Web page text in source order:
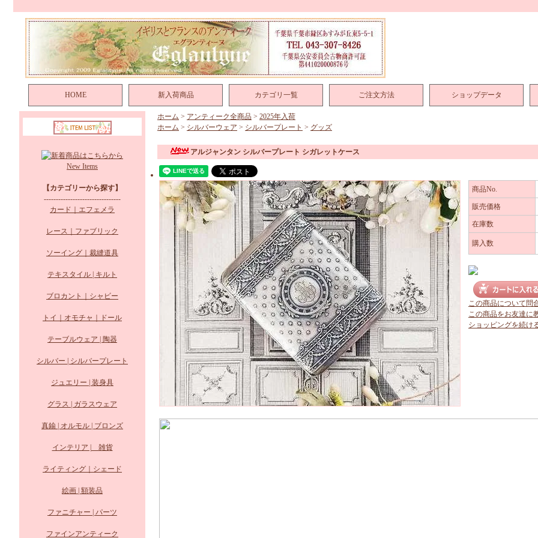
HOME 新入荷商品 カテゴリ一覧 ご注文方法 ショップデータ
New Items
【カテゴリーから探す】
--------------------------------
カード｜エフェメラ
レース｜ファブリック
ソーイング｜裁縫道具
テキスタイル | キルト
ブロカント｜シャビー
トイ｜オモチャ｜ドール
テーブルウェア | 陶器
シルバー | シルバープレート
ジュエリー | 装身具
グラス | ガラスウェア
真鍮 | オルモル | ブロンズ
インテリア | 雑貨
ライティング｜シェード
絵画 | 額装品
ファニチャー | パーツ
ファインアンティーク
ホーム > アンティーク全商品 > 2025年入荷
ホーム > シルバーウェア > シルバープレート > グッズ
アルジャンタン シルバープレート シガレットケース
商品No.
販売価格
在庫数
購入数
この商品について問
この商品をお友達に
ショッピングを続け